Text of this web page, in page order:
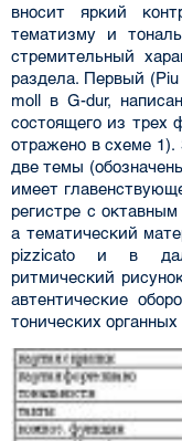
вносит яркий
тематизму и
стремительный
раздела. Первый
moll в G-dur,
состоящего из трех
отражено в схеме 1).
две темы
имеет
регистре с
а тематический
pizzicato и в
ритмический
автентические
тонических